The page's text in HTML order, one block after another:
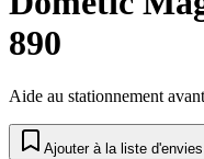
890
Aide au stationnement
Ajouter à la liste d'envies